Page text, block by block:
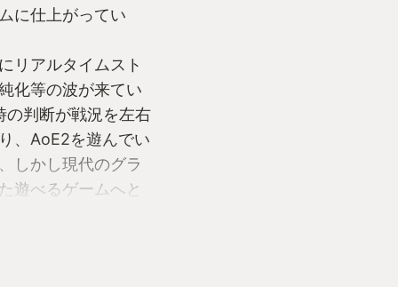
に仕上がってい
リアルタイムスト
化等の波が来てい
の判断が戦況を左右
、AoE2を遊んでい
しかし現代のグラ
遊べるゲームへと
ありだろう、オン
ンモードも充実し